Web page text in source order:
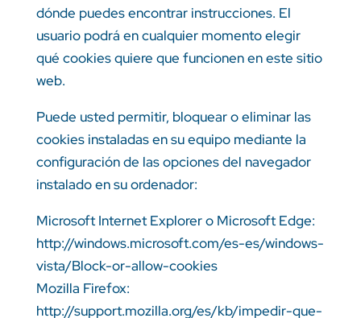
dónde puedes encontrar instrucciones. El
usuario podrá en cualquier momento elegir
qué cookies quiere que funcionen en este sitio
web.
Puede usted permitir, bloquear o eliminar las
cookies instaladas en su equipo mediante la
configuración de las opciones del navegador
instalado en su ordenador:
Microsoft Internet Explorer o Microsoft Edge:
http://windows.microsoft.com/es-es/windows-
vista/Block-or-allow-cookies
Mozilla Firefox:
http://support.mozilla.org/es/kb/impedir-que-